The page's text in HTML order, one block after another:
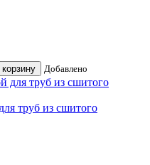
Добавлено
труб из сшитого